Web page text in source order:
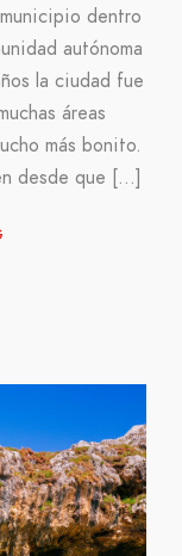
dentro
autónoma
la ciudad fue
áreas
más bonito.
desde que […]